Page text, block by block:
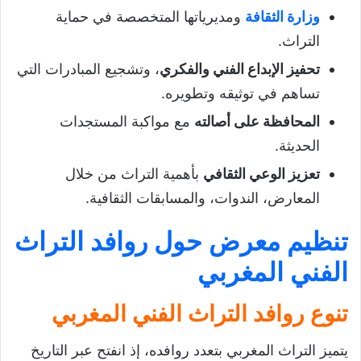
وزارة الثقافة ومديرياتها المتخصصة في حماية
التراث.
تحفيز الإبداع الفني والفكري، وتشجيع المبادرات التي
تساهم في توثيقه وتطويره.
المحافظة على أصالته مع مواكبة المستجدات
الحديثة.
تعزيز الوعي الثقافي بأهمية التراث من خلال
المعارض، الندوات، والمسابقات الثقافية.
تنظيم معرض حول روافد التراث
الفني المغربي
تنوع روافد التراث الفني المغربي
يتميز التراث المغربي بتعدد روافده، إذ انفتح عبر التاريخ